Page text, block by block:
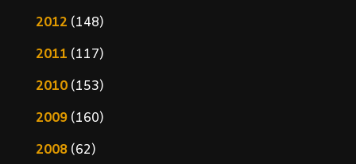
2012 (148)
2011 (117)
2010(153)
2009(160)
2008(62)